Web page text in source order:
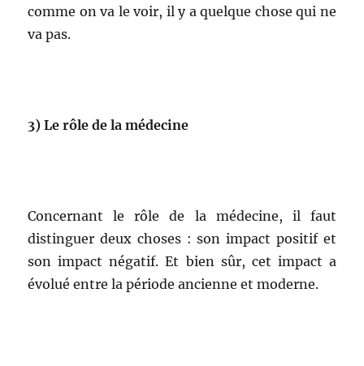
comme on va le voir, il y a quelque chose qui ne
va pas.
3)Le rôle de la médecine
Concernant le rôle de la médecine, il faut
distinguer deux choses : son impact positif et
son impact négatif. Et bien sûr, cet impact a
évolué entre la période ancienne et moderne.